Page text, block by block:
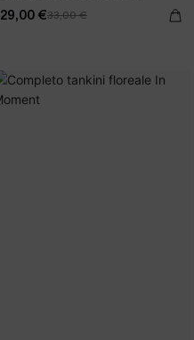
29,00 €33,00 €